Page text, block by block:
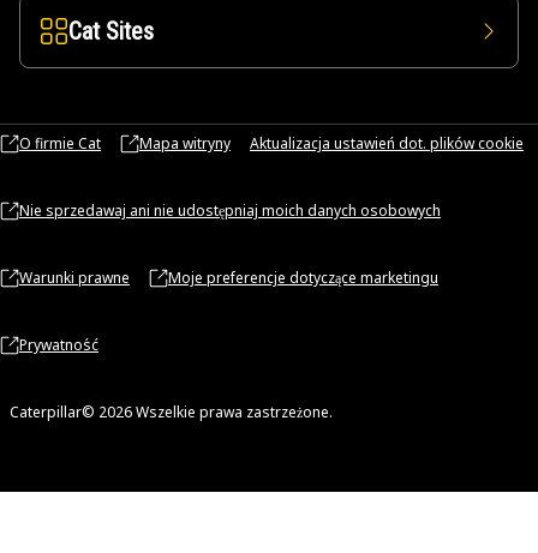
Cat Sites
O firmie Cat Mapa witryny Aktualizacja ustawień dot. plików cookie
Nie sprzedawaj ani nie udostępniaj moich danych osobowych
Warunki prawne Moje preferencje dotyczące marketingu
Prywatność
Caterpillar© 2026 Wszelkie prawa zastrzeżone.